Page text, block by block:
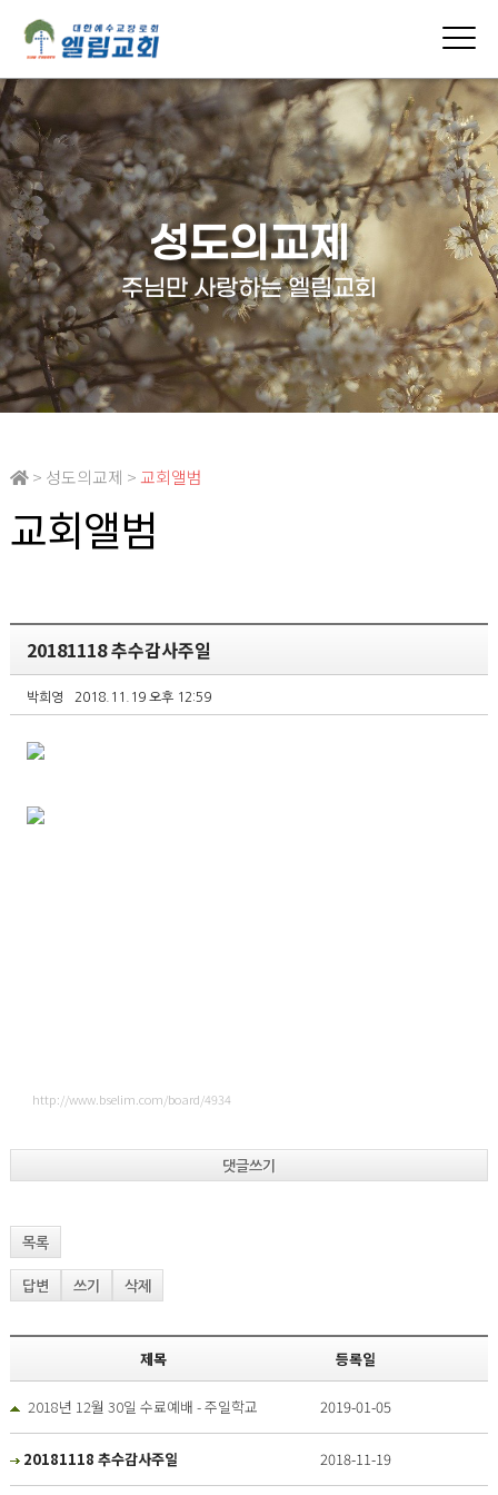
성도의교제
주님만 사랑하는 엘림교회
> 성도의교제 >교회앨범
교회앨범
20181118 추수감사주일
박희영 2018.11.19 오후 12:59
http://www.bselim.com/board/4934
댓글쓰기
목록
답변 쓰기 삭제
제목 등록일
2018년 12월 30일 수료예배 - 주일학교 2019-01-05
20181118 추수감사주일 2018-11-19